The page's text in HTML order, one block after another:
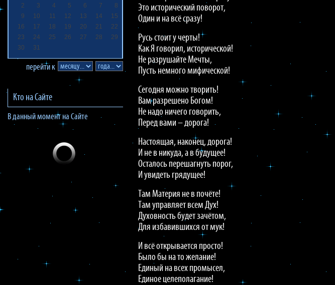
2
3 4 5 6 7
8
9
10 11 12 13 14
15
16
17 18 19 20 21
22
23
24 25 26 27 28
29
30
31
перейти к
Кто на Сайте
В данный момент на Сайте
Это исторический поворот,
Один и на всё сразу!
Русь стоит у черты!
Как Я говорил, исторической!
Не разрушайте Мечты,
Пусть немного мифической!
Сегодня можно творить!
Вам разрешено Богом!
Не надо ничего говорить,
Перед вами – дорога!
Настоящая, наконец, дорога!
И не в никуда, а в будущее!
Осталось перешагнуть порог,
И увидеть грядущее!
Там Материя не в почёте!
Там управляет всем Дух!
Духовность будет зачётом,
Для избавившихся от мук!
И всё открывается просто!
Было бы на то желание!
Единый на всех промысел,
Единое целеполагание!